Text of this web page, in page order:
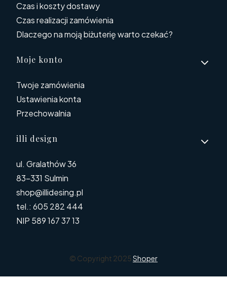
Czas i koszty dostawy
Czas realizacji zamówienia
Dlaczego na moją biżuterię warto czekać?
Moje konto
Twoje zamówienia
Ustawienia konta
Przechowalnia
illi design
ul. Gralathów 36
83-331 Sulmin
shop@illidesing.pl
tel.: 605 282 444
NIP 589 167 37 13
© Copyright 2025Shoper